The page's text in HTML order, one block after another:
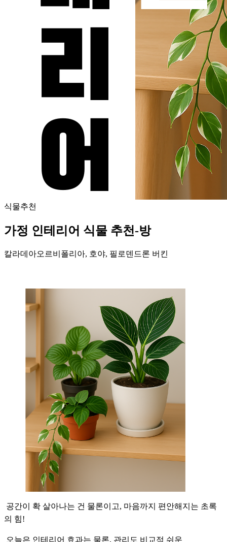
식물추천
가정 인테리어 식물 추천-방
칼라데아오르비폴리아, 호야, 필로덴드론 버킨
공간이 확 살아나는 건 물론이고, 마음까지 편안해지는 초록
의 힘!
오늘은 인테리어 효과는 물론, 관리도 비교적 쉬운